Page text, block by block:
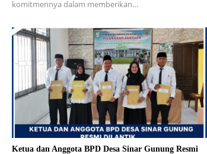
komitmennya dalam memberikan…
Ketua dan Anggota BPD Desa Sinar Gunung Resmi